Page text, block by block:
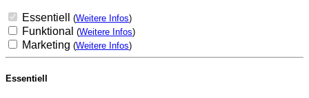
Essentiell (Weitere Infos)
Funktional (Weitere Infos)
Marketing (Weitere Infos)
Essentiell